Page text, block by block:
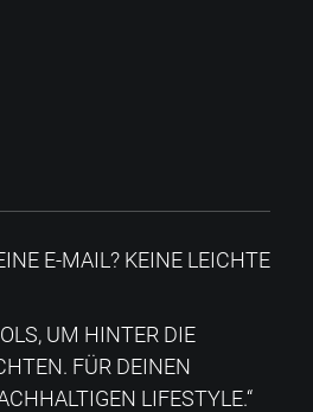
E-MAIL? KEINE LEICHTE
UM HINTER DIE
FÜR DEINEN
LIFESTYLE.“